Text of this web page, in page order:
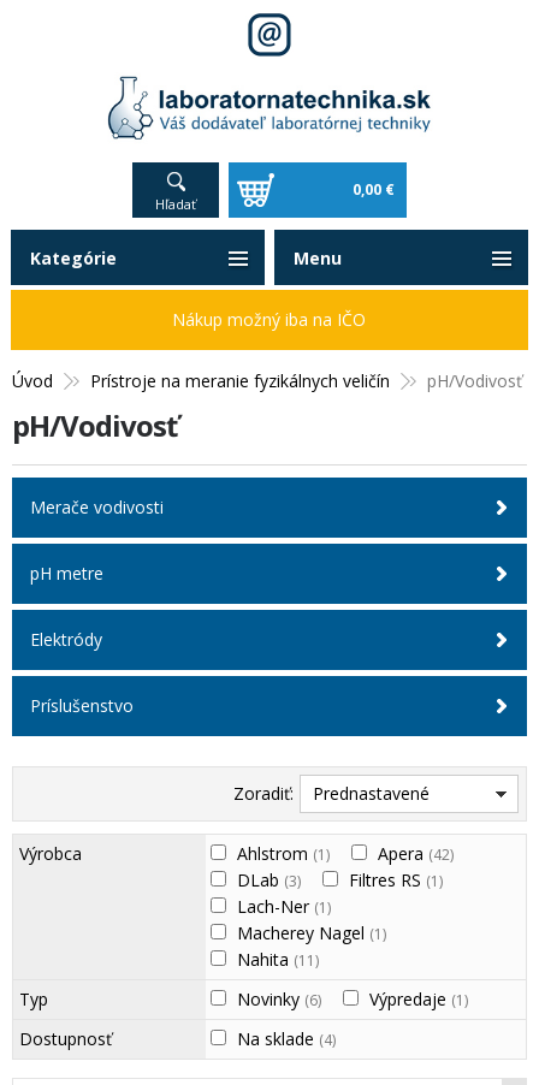
Hľadať
0,00 €
Úvod Prístroje na meranie fyzikálnych veličín pH/Vodivosť
pH/Vodivosť
Merače vodivosti
pH metre
Elektródy
Príslušenstvo
Zoradiť: Prednastavené
Výrobca Ahlstrom (1) Apera (42)
DLab (3) Filtres RS (1)
Lach-Ner (1)
Macherey Nagel (1)
Nahita (11)
Typ Novinky (6) Výpredaje (1)
Dostupnosť Na sklade (4)
Kategórie
Nákup možný iba na IČO
Menu